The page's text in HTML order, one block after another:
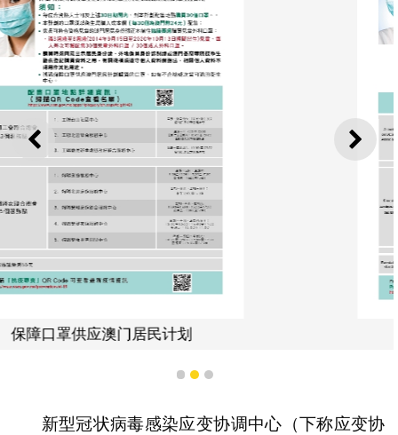
上一则 下一
保障口罩供应澳门居民计划
1 2 3
新型冠状病毒感染应变协调中心（下称应变协